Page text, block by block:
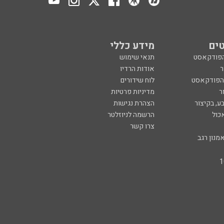
מידע כללי
תנאי שימוש
אודות הרדיו
הפודקאסט
לוח שידורים
מדיניות פרטיות
בקיצור
הצהרת נגישות
הרשמה לניוזלטר
צרו קשר
רגב